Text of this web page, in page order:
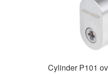
Cylinder P101